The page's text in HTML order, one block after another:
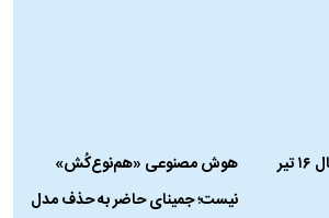
قیمت روز ارز‌های دیجیتال ۱۶ تیر
هوش مصنوعی «هم‌نوع‌کُش»
نیست؛ جمینای حاضر به حذف مدل